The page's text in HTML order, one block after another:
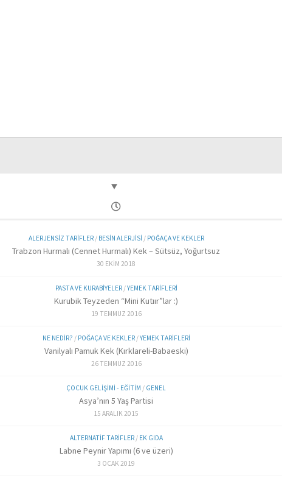
ALERJENSIZ TARIFLER/ BESIN ALERJISI / POĞAÇA VE KEKLER
Trabzon Hurmalı (Cennet Hurmalı) Kek – Sütsüz, Yoğurtsuz
30 EKIM 2018
PASTA VE KURABIYELER/YEMEK TARIFLERI
Kurubik Teyzeden “Mini Kutıır”lar :)
19 TEMMUZ 2016
NE NEDIR? / POĞAÇA VE KEKLER/YEMEK TARIFLERI
Vanilyalı Pamuk Kek (Kırklareli-Babaeski)
26 TEMMUZ 2016
ÇOCUK GELIŞIMI - EĞITIM / GENEL
Asya’nın 5 Yaş Partisi
15 ARALIK 2015
ALTERNATIF TARIFLER/ EK GIDA
Labne Peynir Yapımı (6 ve üzeri)
3 OCAK 2019